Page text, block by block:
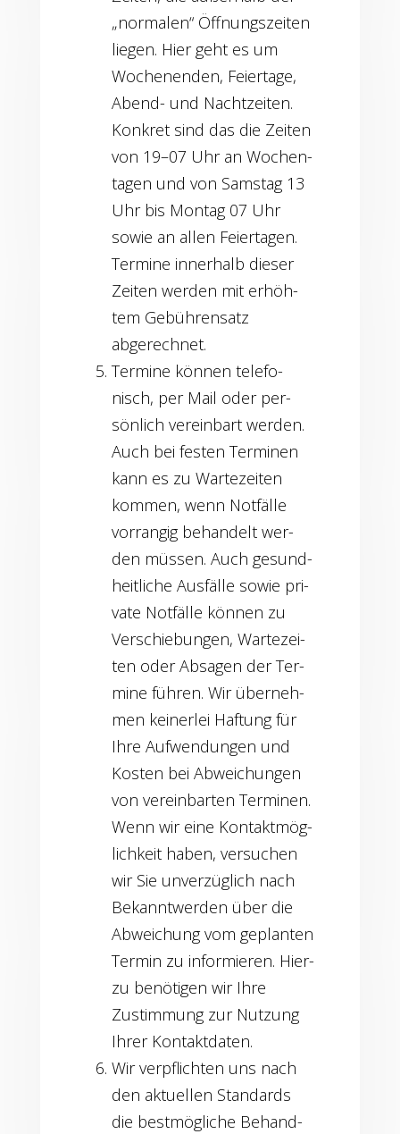
„nor­ma­len“ Öff­nungs­zei­ten
lie­gen. Hier geht es um
Wochen­en­den, Fei­er­ta­ge,
Abend- und Nacht­zei­ten.
Kon­kret sind das die Zei­ten
von 19–07 Uhr an Wochen­
ta­gen und von Sams­tag 13
Uhr bis Mon­tag 07 Uhr
sowie an allen Fei­er­ta­gen.
Ter­mi­ne inner­halb die­ser
Zei­ten wer­den mit erhöh­
tem Gebüh­ren­satz
abgerechnet.
Ter­mi­ne kön­nen tele­fo­
nisch, per Mail oder per­
sön­lich ver­ein­bart wer­den.
Auch bei fes­ten Ter­mi­nen
kann es zu War­te­zei­ten
kom­men, wenn Not­fäl­le
vor­ran­gig behan­delt wer­
den müs­sen. Auch gesund­
heit­li­che Aus­fäl­le sowie pri­
va­te Not­fäl­le kön­nen zu
Ver­schie­bun­gen, War­te­zei­
ten oder Absa­gen der Ter­
mi­ne füh­ren. Wir über­neh­
men kei­ner­lei Haf­tung für
Ihre Auf­wen­dun­gen und
Kos­ten bei Abwei­chun­gen
von ver­ein­bar­ten Ter­mi­nen.
Wenn wir eine Kon­takt­mög­
lich­keit haben, ver­su­chen
wir Sie unver­züg­lich nach
Bekannt­wer­den über die
Abwei­chung vom geplan­ten
Ter­min zu infor­mie­ren. Hier­
zu benö­ti­gen wir Ihre
Zustim­mung zur Nut­zung
Ihrer Kontaktdaten.
Wir ver­pflich­ten uns nach
den aktu­el­len Stan­dards
die best­mög­li­che Behand­